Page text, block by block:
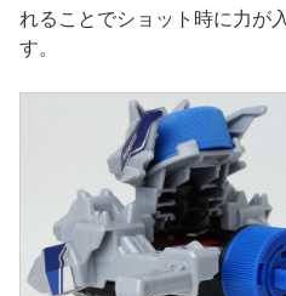
れることでショット時に力が
す。